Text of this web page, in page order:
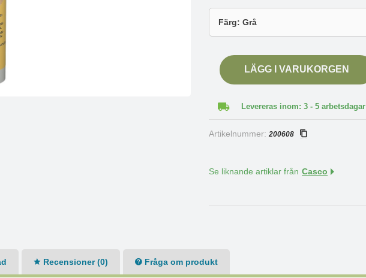
LÄGG I VARUKORGEN
Levereras inom: 3 - 5 arbetsdagar
Artikelnummer:200608
Se liknande artiklar från Casco
Recensioner (0) Fråga om produkt